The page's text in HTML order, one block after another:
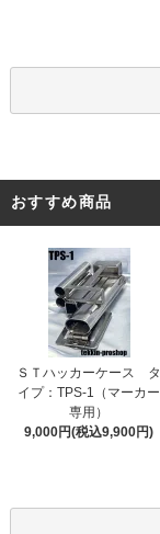
おすすめ商品
ＳＴハッカーケース タ
イプ：TPS-1（マーカー
専用）
9,000円(税込9,900円)